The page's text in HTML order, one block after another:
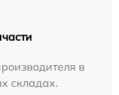
в
складах.